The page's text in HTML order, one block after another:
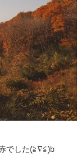
でした(≧∇≦)b